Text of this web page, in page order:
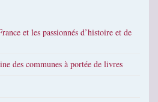
et les passionnés d’histoire et de
des communes à portée de livres